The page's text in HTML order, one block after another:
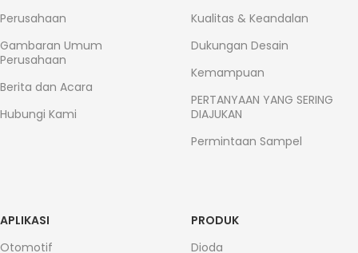
Perusahaan
Gambaran Umum
Perusahaan
Berita dan Acara
Hubungi Kami
Kualitas & Keandalan
Dukungan Desain
Kemampuan
PERTANYAAN YANG SERING
DIAJUKAN
Permintaan Sampel
APLIKASI
Otomotif
PRODUK
Dioda